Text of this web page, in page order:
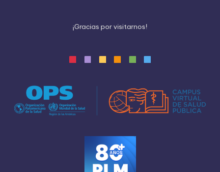
¡Gracias porvisitarnos!